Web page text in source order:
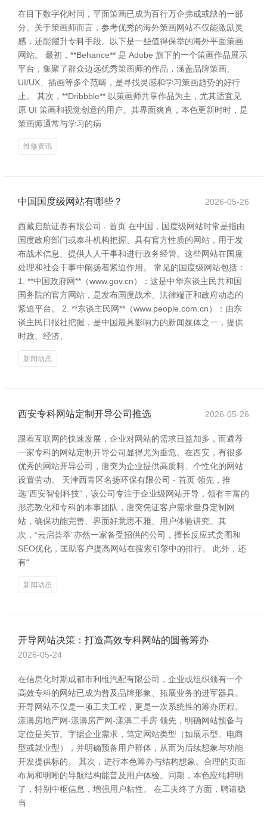
在目下数字化时间，平面策画已成为百行万企弗成或缺的一部
分。关于策画师而言，参考优秀的海外策画网站不仅能激励灵
感，还能擢升专科手段。以下是一些值得保举的海外平面策画
网站。 最初，**Behance** 是 Adobe 旗下的一个策画作品展示
平台，集聚了群众边远优秀策画师的作品，涵盖品牌策画、
UI/UX、插画等多个范畴，是寻找灵感和学习策画趋势的好行
止。 其次，**Dribbble** 以策画师共享作品为主，尤其适宜见
原 UI 策画和视觉创意的用户。其界面爽直，本色更新时时，是
策画师通常与学习的病
维修资讯
中国国度级网站有哪些？ 2026-05-26
西藏启航证券有限公司 - 首页 在中国，国度级网站时常是指由
国度政府部门或泰斗机构把握、具有官方性质的网站，用于发
布战术信息、提供人人干事和进行政务经管。这些网站在国度
处理和社会干事中阐扬着紧迫作用。 常见的国度级网站包括：
1. **中国政府网**（www.gov.cn）：这是中华东谈主民共和国
国务院的官方网站，是发布国度战术、法律端正和政府动态的
紧迫平台。 2. **东谈主民网**（www.people.com.cn）：由东
谈主民日报社把握，是中国最具影响力的新闻媒体之一，提供
时政、经济、
新闻动态
西安专科网站定制开导公司推选 2026-05-26
跟着互联网的快速发展，企业对网站的需求日益加多，而遴荐
一家专科的网站定制开导公司显得尤为垂危。在西安，有很多
优秀的网站开导公司，唐突为企业提供高质料、个性化的网站
设置劳动。 天津西青区名扬环保有限公司 - 首页 领先，推
选“西安智创科技”，该公司专注于企业级网站开导，领有丰富的
形态教化和专科的本事团队，唐突凭证客户需求量身定制网
站，确保功能完善、界面好意思不雅、用户体验讲究。其
次，“云启荟萃”亦然一家备受招供的公司，擅长反应式贪图和
SEO优化，匡助客户提高网站在搜索引擎中的排行。 此外，还
有“
新闻动态
开导网站决策：打造高效专科网站的圆善筹办
2026-05-24
在信息化时期成都市利维汽配有限公司，企业或组织领有一个
高效专科的网站已成为普及品牌形象、拓展业务的进军器具。
开导网站不仅是一项工夫工程，更是一次系统性的筹办历程。
漾濞房地产网-漾濞房产网-漾濞二手房 领先，明确网站预备与
定位是关节。字据企业需求，笃定网站类型（如展示型、电商
型或就业型），并明确预备用户群体，从而为后续想象与功能
开发提供标的。 其次，进行本色筹办与结构想象。合理的页面
布局和明晰的导航结构能普及用户体验。同期，本色应纯粹明
了，特别中枢信息，增强用户粘性。 在工夫终了方面，聘请稳
当